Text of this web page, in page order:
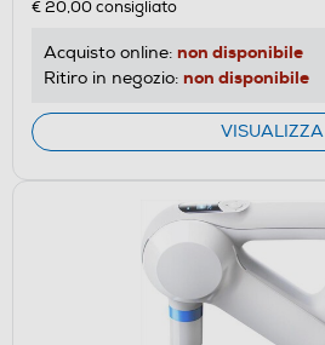
€ 20,00consigliato
Acquisto online: non disponibile
Ritiro in negozio: non disponibile
VISUALIZZA